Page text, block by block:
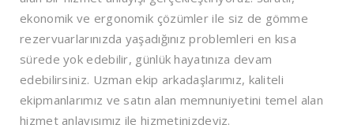
ekonomik ve ergonomik çözümler ile siz de gömme
rezervuarlarınızda yaşadığınız problemleri en kısa
sürede yok edebilir, günlük hayatınıza devam
edebilirsiniz. Uzman ekip arkadaşlarımız, kaliteli
ekipmanlarımız ve satın alan memnuniyetini temel alan
hizmet anlayışımız ile hizmetinizdeyiz.